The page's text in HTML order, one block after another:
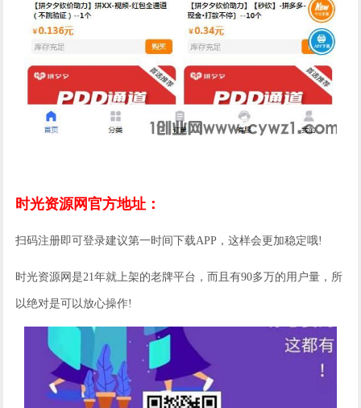
时光资源网官方地址：
扫码注册即可登录建议第一时间下载APP，这样会更加稳定哦!
时光资源网是21年就上架的老牌平台，而且有90多万的用户量，所
以绝对是可以放心操作!